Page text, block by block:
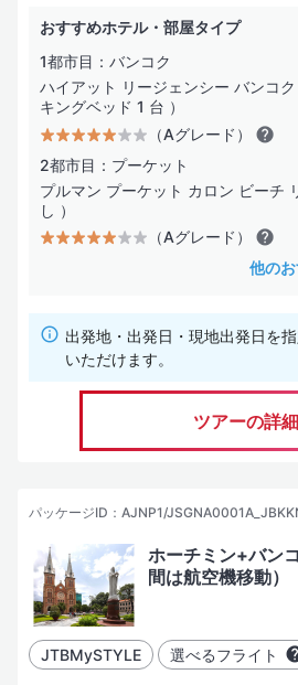
おすすめホテル・部屋タイプ
1都市目：バンコク
ハイアット リージェンシー バンコ
キングベッド 1 台 ）
（Aグレード）
2都市目：プーケット
プルマン プーケット カロン ビーチ
し ）
（Aグレード）
他の
出発地・出発日・現地出発日を
いただけます。
ツアーの詳
パッケージID：AJNP1/
ホーチミン+バン
間は航空機移動）
JTBMySTYLE 選べるフライト